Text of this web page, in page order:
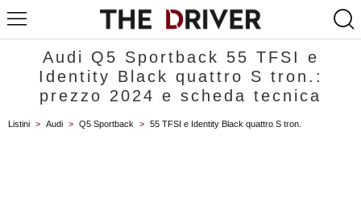
Audi Q5 Sportback 55 TFSI e
Identity Black quattro S tron.:
prezzo 2024 e scheda tecnica
Listini > Audi > Q5 Sportback > 55 TFSI e Identity Black quattro S tron.